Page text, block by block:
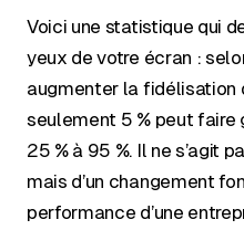
Voici une statistique qui
yeux de votre écran :
augmenter la fidélisation
seulement 5 % peut
25 % à 95 %. Il ne s’agit
mais d’un changement
performance d’une